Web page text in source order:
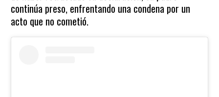
continúa preso, enfrentando una condena por un
acto que no cometió.